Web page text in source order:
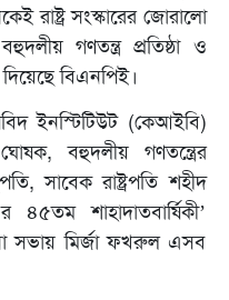
রাষ্ট্র সংস্কারের জোরালো
গণতন্ত্র প্রতিষ্ঠা ও
বিএনপিই।
ইনস্টিটিউট (কেআইবি)
বহুদলীয় গণতন্ত্রের
সাবেক রাষ্ট্রপতি শহীদ
শাহাদাতবার্ষিকী’
মির্জা ফখরুল এসব